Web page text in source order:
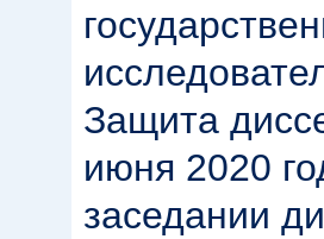
Защита
июня 2020
заседании